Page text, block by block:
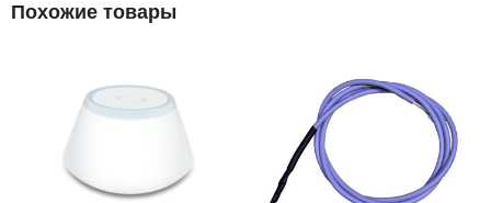
Похожие товары